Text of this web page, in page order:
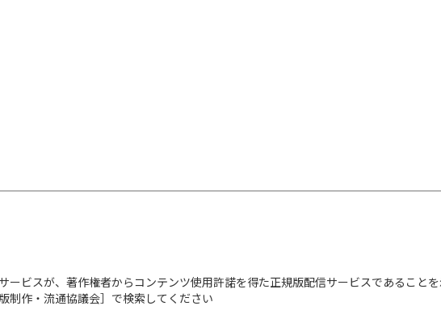
ビスが、著作権者からコンテンツ使用許諾を得た正規版配信サービスであること
制作・流通協議会］で検索してください